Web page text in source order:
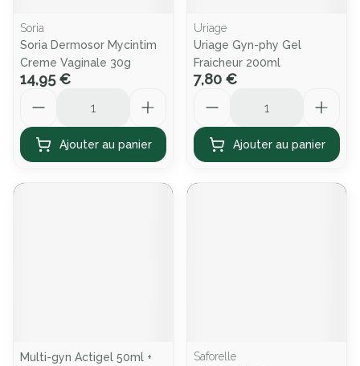
Soria
Soria Dermosor Mycintim
Creme Vaginale 30g
14,95 €
Ajouter au panier
Uriage
Uriage Gyn-phy Gel
Fraicheur 200ml
7,80 €
Ajouter au panier
Multi-gyn Actigel 50ml +
Saforelle